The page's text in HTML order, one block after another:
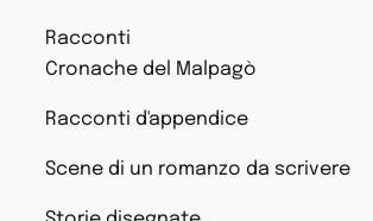
Racconti
Cronache del Malpagò
Racconti d'appendice
Scene di un romanzo da scrivere